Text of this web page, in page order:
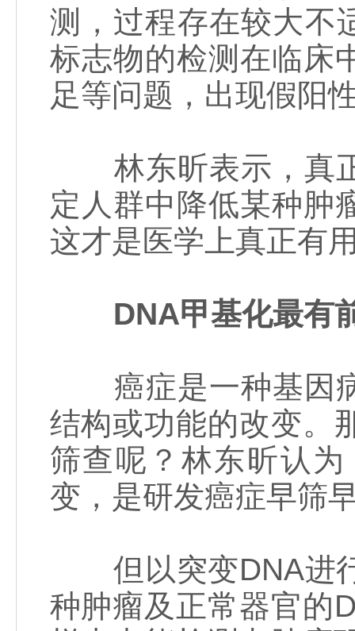
测，过程存在较大不
标志物的检测在临床
足等问题，出现假阳
林东昕表示，真正
定人群中降低某种肿
这才是医学上真正有
DNA甲基化最有
癌症是一种基因病
结构或功能的改变。
筛查呢？林东昕认
变，是研发癌症早筛
但以突变DNA进行
种肿瘤及正常器官的